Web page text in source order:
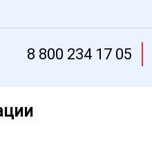
8 800 234 17 05